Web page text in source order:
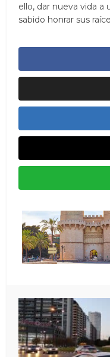
ello, dar nueva vida a
sabido honrar sus